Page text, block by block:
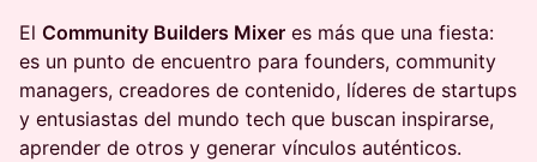
El Community Builders Mixer es más que una fiesta:
es un punto de encuentro para founders, community
managers, creadores de contenido, líderes de startups
y entusiastas del mundo tech que buscan inspirarse,
aprender de otros y generar vínculos auténticos.